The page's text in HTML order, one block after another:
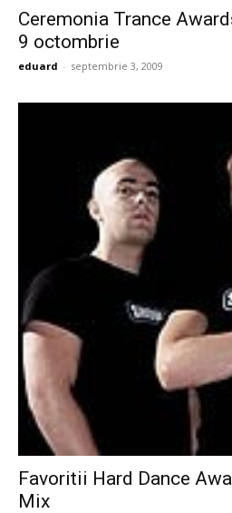
Ceremonia Trance
9 octombrie
eduard - septembrie 3, 2009
Favoritii Hard Dance
Mix